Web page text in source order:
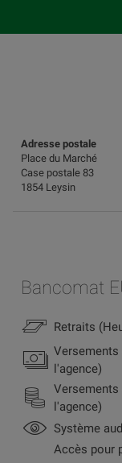
Adresse postale
Place du Marché
Case postale 83
1854 Leysin
Bancomat
Retraits
Versements
l'agence)
Versements
l'agence)
Système
Accès pour